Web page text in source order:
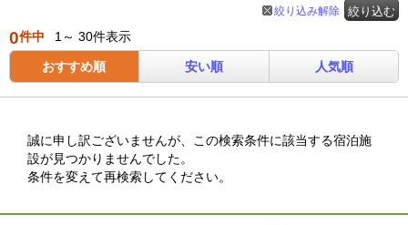
絞り込む
絞り込み解除
0件中 1～ 30件表示
おすすめ順 安い順 人気順
誠に申し訳ございませんが、この検索条件に該当する宿泊施
設が見つかりませんでした。
条件を変えて再検索してください。